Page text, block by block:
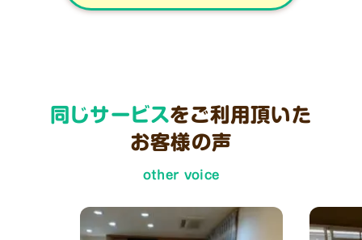
同じサービスをご利用頂いた
お客様の声
other voice